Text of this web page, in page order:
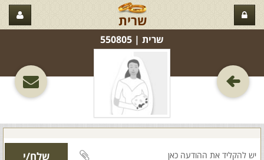
שרית
שרית‏ | 550805